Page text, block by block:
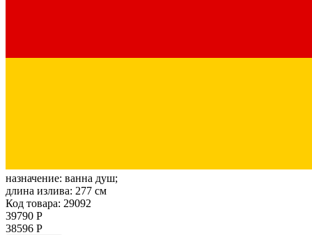
назначение: ванна душ;
длина излива: 277 см
Код товара: 29092
39790 Р
38596 Р